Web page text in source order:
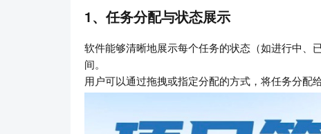
1、任务分配与状态展示
软件能够清晰地展示每个任务的状态（如进行中、
间。
用户可以通过拖拽或指定分配的方式，将任务分配